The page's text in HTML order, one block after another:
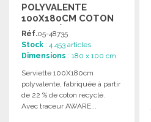
POLYVALENTE
100X180CM COTON
RECYCLÉ
Réf.05-48735
Stock : 4 453 articles
Dimensions : 180 x 100 cm
Serviette 100X180cm
polyvalente, fabriquée à partir
de 22 % de coton recyclé.
Avec traceur AWARE...